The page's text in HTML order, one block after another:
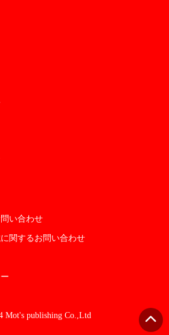
い合わせ
関するお問い合わせ
Mot's publishing Co.,Ltd